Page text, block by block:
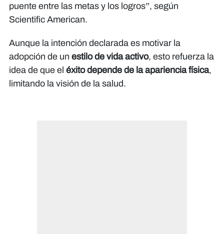
puente entre las metas y los logros”, según
Scientific American.
Aunque la intención declarada es motivar la
adopción de un estilo de vida activo, esto refuerza la
idea de que el éxito depende de la apariencia física,
limitando la visión de la salud.